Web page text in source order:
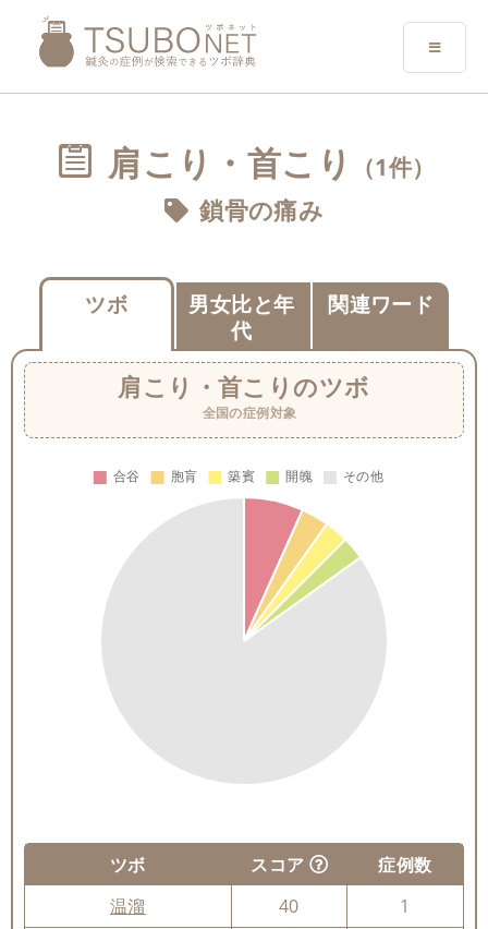
肩こり・首こり
（1件）
鎖骨の痛み
ツボ
男女比と年
代
関連ワード
肩こり・首こり のツボ
全国の症例対象
ツボ スコア
症例数
温溜
40
1